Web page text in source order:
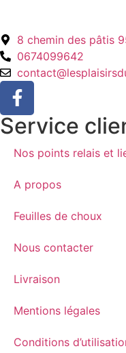
8 chemin des pâtis
0674099642
Service
Nos points relais et
A propos
Feuilles de choux
Nous contacter
Livraison
Mentions légales
Conditions